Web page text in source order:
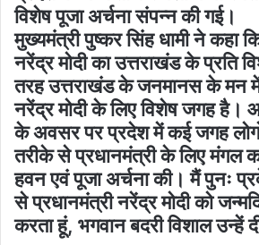
विशेष पूजा अर्चना संपन्न की गई।
मुख्यमंत्री पुष्कर सिंह धामी ने कहा
नरेंद्र मोदी का उत्तराखंड के प्रति
तरह उत्तराखंड के जनमानस के मन में
नरेंद्र मोदी के लिए विशेष जगह
के अवसर पर प्रदेश में कई जगह
तरीके से प्रधानमंत्री के लिए मंगल
हवन एवं पूजा अर्चना की। मैं पुनः
से प्रधानमंत्री नरेंद्र मोदी को
करता हूं, भगवान बदरी विशाल उन्हें